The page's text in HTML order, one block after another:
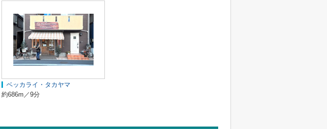
ベッカライ・タカヤマ
約686m／9分